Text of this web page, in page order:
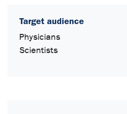
Target audience
Physicians
Scientists